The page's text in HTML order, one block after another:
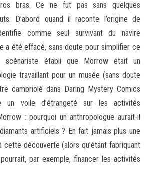
bras. Ce ne fut pas sans quelques
D’abord quand il raconte l’origine de
comme seul survivant du navire
a été effacé, sans doute pour simplifier ce
scénariste établi que Morrow était un
travaillant pour un musée (sans doute
cambriolé dans Daring Mystery Comics
un voile d’étrangeté sur les activités
: pourquoi un anthropologue aurait-il
artificiels ? En fait jamais plus une
cette découverte (alors qu’étant fabriquant
par exemple, financer les activités